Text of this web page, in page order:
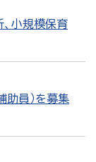
、小規模保育
助員）を募集